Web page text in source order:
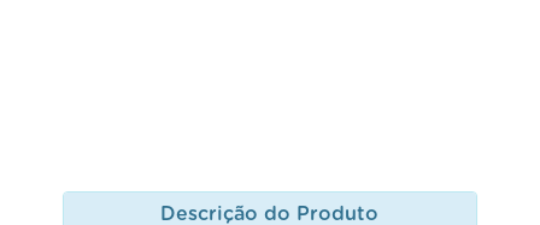
Descrição do Produto